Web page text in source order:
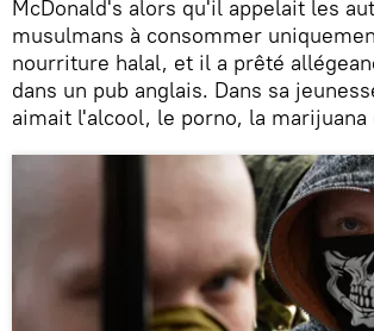
McDonald's alors qu'il appelait les
musulmans à consommer
nourriture halal, et il a prêté
dans un pub anglais. Dans sa
aimait l'alcool, le porno, la marijuana